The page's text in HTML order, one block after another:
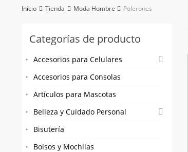
Inicio Tienda Moda Hombre Polerones
Categorías de producto
Accesorios para Celulares
Accesorios para Consolas
Artículos para Mascotas
Belleza y Cuidado Personal
Bisutería
Bolsos y Mochilas